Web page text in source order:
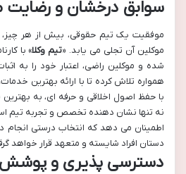
سوابق درخشان و رضایت
موفقیت یک تیم حقوقی، بیش از هر
موکلین آن تجلی می یابد. «تیم وکلا» با
شده و موکلین راضی، اعتبار خود را به
همواره تلاش کرده تا با ارائه بهترین
با حفظ اصول اخلاقی و حرفه ای، به
نه تنها نشان دهنده تخصص و تجربه تیم
اطمینان می دهد که انتخاب درستی انجام
دستان افراد شایسته و متعهد قرار خواهد
دسترسی پذیری و پوشش